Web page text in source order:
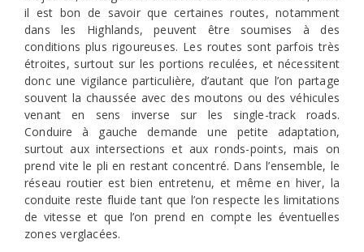
il est bon de savoir que certaines routes, notamment
dans les Highlands, peuvent être soumises à des
conditions plus rigoureuses. Les routes sont parfois très
étroites, surtout sur les portions reculées, et nécessitent
donc une vigilance particulière, d’autant que l’on partage
souvent la chaussée avec des moutons ou des véhicules
venant en sens inverse sur les single-track roads.
Conduire à gauche demande une petite adaptation,
surtout aux intersections et aux ronds-points, mais on
prend vite le pli en restant concentré. Dans l’ensemble, le
réseau routier est bien entretenu, et même en hiver, la
conduite reste fluide tant que l’on respecte les limitations
de vitesse et que l’on prend en compte les éventuelles
zones verglacées.